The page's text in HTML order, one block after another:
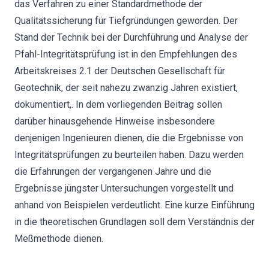
das Verfahren zu einer Standardmethode der
Qualitätssicherung für Tiefgründungen geworden. Der
Stand der Technik bei der Durchführung und Analyse der
Pfahl-Integritätsprüfung ist in den Empfehlungen des
Arbeitskreises 2.1 der Deutschen Gesellschaft für
Geotechnik, der seit nahezu zwanzig Jahren existiert,
dokumentiert,. In dem vorliegenden Beitrag sollen
darüber hinausgehende Hinweise insbesondere
denjenigen Ingenieuren dienen, die die Ergebnisse von
Integritätsprüfungen zu beurteilen haben. Dazu werden
die Erfahrungen der vergangenen Jahre und die
Ergebnisse jüngster Untersuchungen vorgestellt und
anhand von Beispielen verdeutlicht. Eine kurze Einführung
in die theoretischen Grundlagen soll dem Verständnis der
Meßmethode dienen.